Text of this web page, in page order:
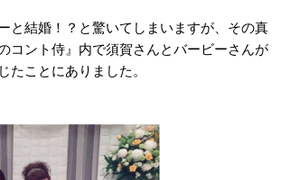
と結婚！？と驚いてしまいますが、その真
コント侍』内で須賀さんとバービーさんが
たことにありました。